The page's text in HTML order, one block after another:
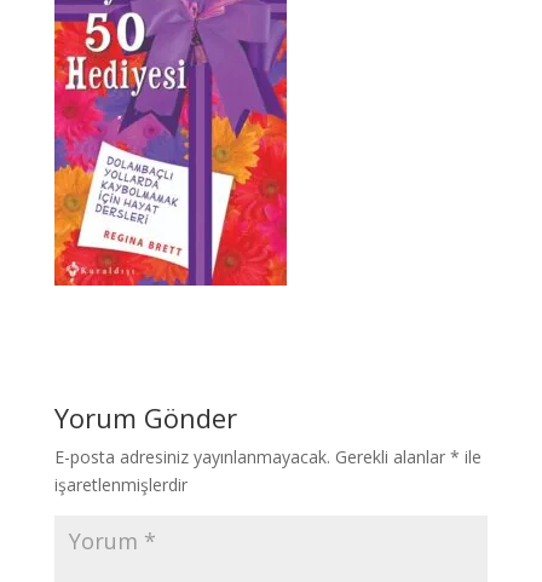
Yorum Gönder
E-posta adresiniz yayınlanmayacak. Gerekli alanlar * ile
işaretlenmişlerdir